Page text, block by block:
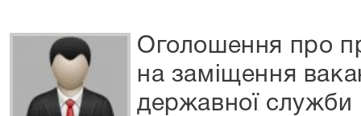
Оголошення про
на заміщення
державної служби